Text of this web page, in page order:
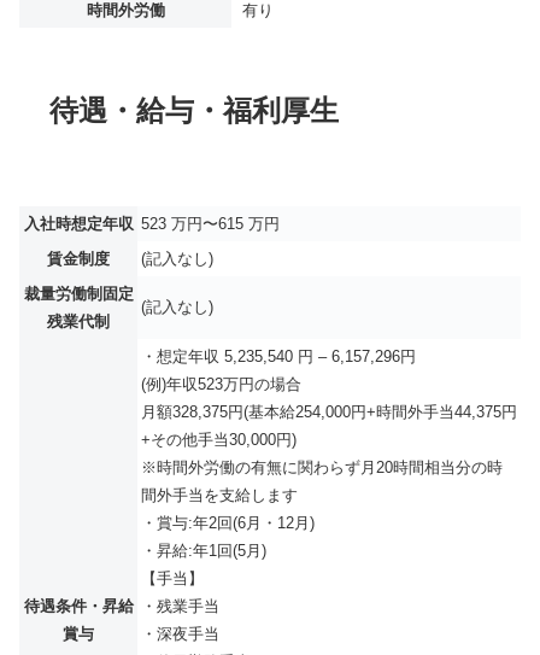
時間外労働 有り
待遇・給与・福利厚生
入社時想定年収 523 万円〜615 万円
賃金制度
(記入なし)
裁量労働制固定
残業代制
(記入なし)
待遇条件・昇給
賞与
・想定年収 5,235,540 円 – 6,157,296円
(例)年収523万円の場合
月額328,375円(基本給254,000円+時間外手当44,375円
+その他手当30,000円)
※時間外労働の有無に関わらず月20時間相当分の時
間外手当を支給します
・賞与:年2回(6月・12月)
・昇給:年1回(5月)
【手当】
・残業手当
・深夜手当